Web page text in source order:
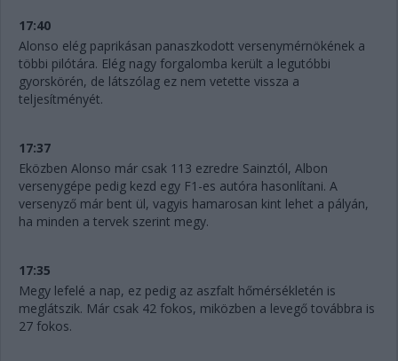
17:40
Alonso elég paprikásan panaszkodott versenymérnökének a
többi pilótára. Elég nagy forgalomba került a legutóbbi
gyorskörén, de látszólag ez nem vetette vissza a
teljesítményét.
17:37
Eközben Alonso már csak 113 ezredre Sainztól, Albon
versenygépe pedig kezd egy F1-es autóra hasonlítani. A
versenyző már bent ül, vagyis hamarosan kint lehet a pályán,
ha minden a tervek szerint megy.
17:35
Megy lefelé a nap, ez pedig az aszfalt hőmérsékletén is
meglátszik. Már csak 42 fokos, miközben a levegő továbbra is
27 fokos.